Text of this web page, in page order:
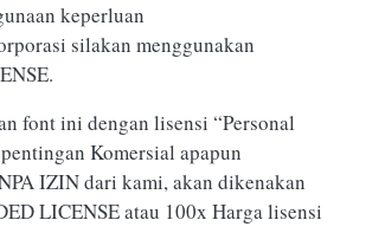
keperluan
silakan menggunakan
font ini dengan lisensi “Personal
Komersial apapun
IZIN dari kami, akan dikenakan
LICENSE atau 100x Harga lisensi